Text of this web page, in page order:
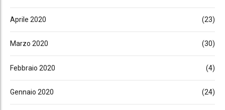
Aprile 2020 (23)
Marzo 2020 (30)
Febbraio 2020 (4)
Gennaio 2020 (24)